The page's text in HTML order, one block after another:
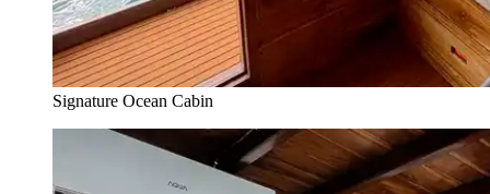
Signature Ocean Cabin